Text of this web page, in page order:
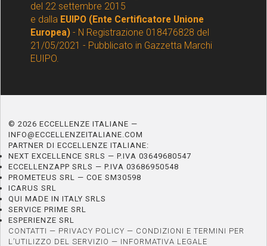
del 22 settembre 2015
e dalla EUIPO (Ente Certificatore Unione
Europea) - N Registrazione 018476828 del
21/05/2021 - Pubblicato in Gazzetta Marchi
EUIPO.
© 2026 ECCELLENZE ITALIANE —
INFO@ECCELLENZEITALIANE.COM
PARTNER DI ECCELLENZE ITALIANE:
NEXT EXCELLENCE SRLS — P.IVA 03649680547
ECCELLENZAPP SRLS — P.IVA 03686950548
PROMETEUS SRL — COE SM30598
ICARUS SRL
QUI MADE IN ITALY SRLS
SERVICE PRIME SRL
ESPERIENZE SRL
CONTATTI — PRIVACY POLICY — CONDIZIONI E TERMINI PER
L’UTILIZZO DEL SERVIZIO — INFORMATIVA LEGALE